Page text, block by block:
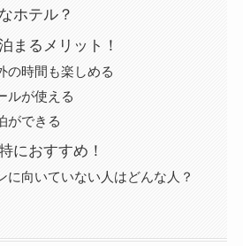
ホテル？
まるメリット！
の時間も楽しめる
ルが使える
ができる
におすすめ！
に向いていない人はどんな人？